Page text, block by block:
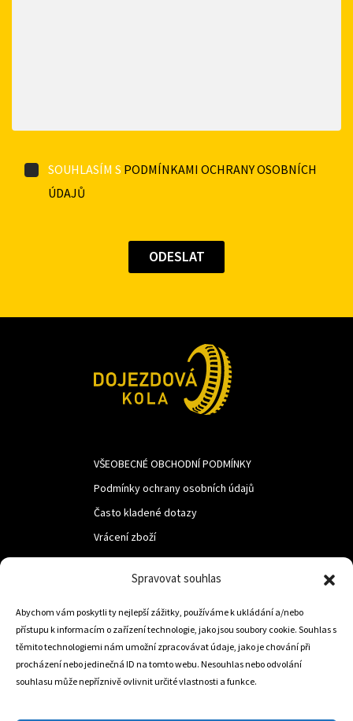
Spravovat souhlas
Abychom vám poskytli ty nejlepší zážitky, používáme k ukládání a/nebo
přístupu k informacím o zařízení technologie, jako jsou soubory cookie. Souhlas s
těmito technologiemi nám umožní zpracovávat údaje, jako je chování při
procházení nebo jedinečná ID na tomto webu. Nesouhlas nebo odvolání
souhlasu může nepříznivě ovlivnit určité vlastnosti a funkce.
SOUHLASÍM S PODMÍNKAMI OCHRANY OSOBNÍCH
ÚDAJŮ
VŠEOBECNÉ OBCHODNÍ PODMÍNKY
Podmínky ochrany osobních údajů
Často kladené dotazy
Vrácení zboží
LUF s.r.o.
Nám. M.R.Štefanika 518,
Trstená 02801